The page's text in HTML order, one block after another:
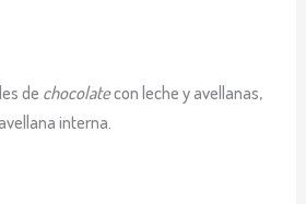
de chocolatecon leche y avellanas,
interna.